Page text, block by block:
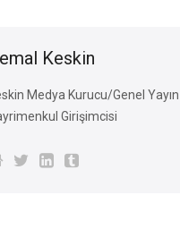
Keskin
Medya Kurucu/Genel
Girişimcisi